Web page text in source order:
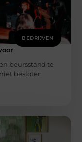
BEDRIJVEN
beursstand te
besloten